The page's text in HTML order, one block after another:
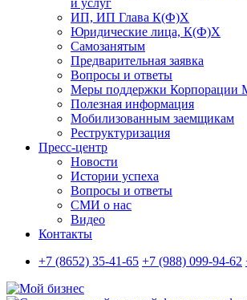
и услуг
ИП, ИП Глава К(Ф)Х
Юридические лица, К(Ф)Х
Самозанятым
Предварительная заявка
Вопросы и ответы
Меры поддержки
Полезная информация
Мобилизованным заемщикам
Реструктуризация
Пресс-центр
Новости
Истории успеха
Вопросы и ответы
СМИ о нас
Видео
Контакты
+7 (8652) 35-41-65 +7 (988) 099-94-62